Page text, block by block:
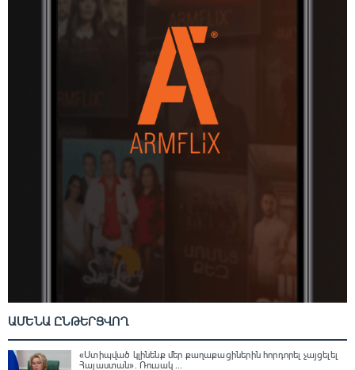
ԱՄԵՆԱ ԸՆԹԵՐՑՎՈՂ
«Ստիպված կլինենք մեր քաղաքացիներին հորդորել չայցելել
Հայաստան»․ Ռուսակ ...